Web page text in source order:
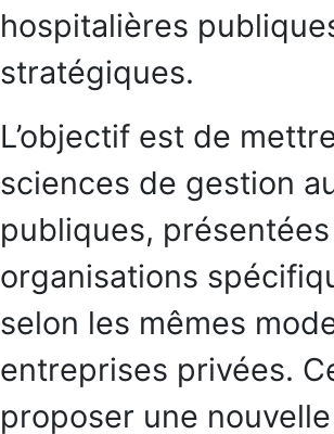
hospitalières
stratégiques.
L’objectif est de
sciences de gestion
publiques,
organisations
selon les mêmes
entreprises privées.
proposer une